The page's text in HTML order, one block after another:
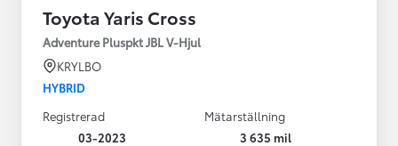
Toyota Yaris Cross
Adventure Pluspkt JBL V-Hjul
KRYLBO
HYBRID
Registrerad
03-2023
Mätarställning
3 635 mil